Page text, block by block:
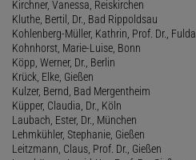
Kirchner, Vanessa, Reiskirchen
Kluthe, Bertil, Dr., Bad Rippoldsau
Kohlenberg-Müller, Kathrin, Prof. Dr., Fulda
Kohnhorst, Marie-Luise, Bonn
Köpp, Werner, Dr., Berlin
Krück, Elke, Gießen
Kulzer, Bernd, Bad Mergentheim
Küpper, Claudia, Dr., Köln
Laubach, Ester, Dr., München
Lehmkühler, Stephanie, Gießen
Leitzmann, Claus, Prof. Dr., Gießen